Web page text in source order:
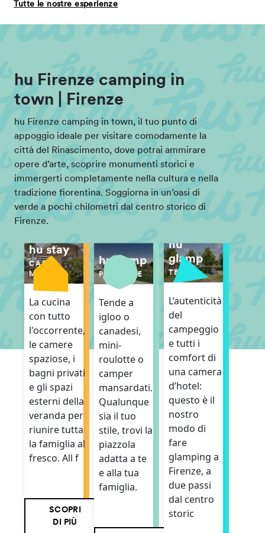
Tutte le nostre esperienze
hu Firenze camping in
town | Firenze
hu Firenze camping in town, il tuo punto di
appoggio ideale per visitare comodamente la
città del Rinascimento, dove potrai ammirare
opere d’arte, scoprire monumenti storici e
immergerti completamente nella cultura e nella
tradizione fiorentina. Soggiorna in un’oasi di
verde a pochi chilometri dal centro storico di
Firenze.
hu stay
CASE
MOBILI
La cucina
con tutto
l'occorrente,
le camere
spaziose, i
bagni privati
e gli spazi
esterni della
veranda per
riunire tutta
la famiglia al
fresco. All f
SCOPRI
DI PIÙ
hu camp
PIAZZOLE
Tende a
igloo o
canadesi,
mini-
roulotte o
camper
mansardati.
Qualunque
sia il tuo
stile, trovi la
piazzola
adatta a te
e alla tua
famiglia.
hu
glamp
TENDE
L’autenticità
del
campeggio
e tutti i
comfort di
una camera
d’hotel:
questo è il
nostro
modo di
fare
glamping a
Firenze, a
due passi
dal centro
storic